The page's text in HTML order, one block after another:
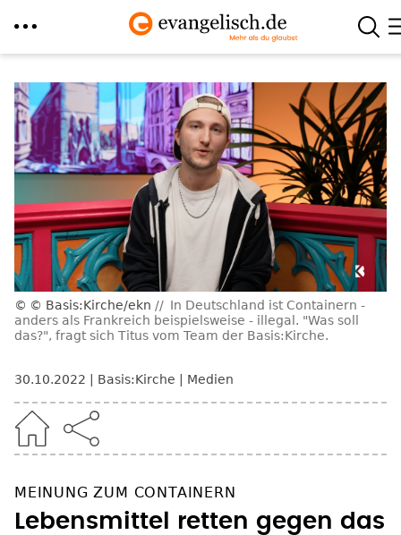
zum
Inhalt
© Basis:Kirche/ekn
In Deutschland ist Containern -
anders als Frankreich beispielsweise - illegal. "Was soll
das?", fragt sich Titus vom Team der Basis:Kirche.
30.10.2022 Basis:Kirche Medien
MEINUNG ZUM CONTAINERN
Lebensmittel retten gegen das